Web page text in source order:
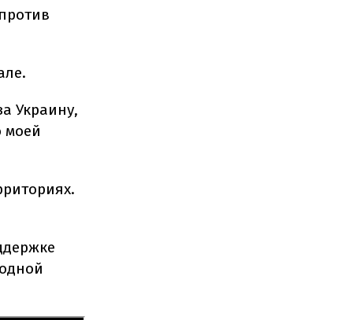
Украину,
моей